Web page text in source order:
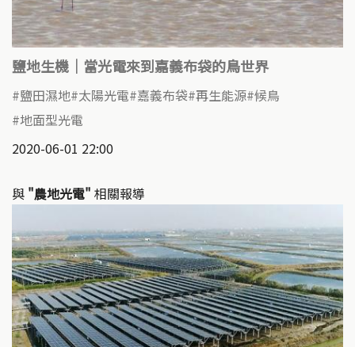
鹽地生機｜當光電來到嘉義布袋的鳥世界
鹽田濕地 太陽光電 嘉義布袋 再生能源 候鳥
地面型光電
2020-06-01 22:00
與 "農地光電" 相關報導